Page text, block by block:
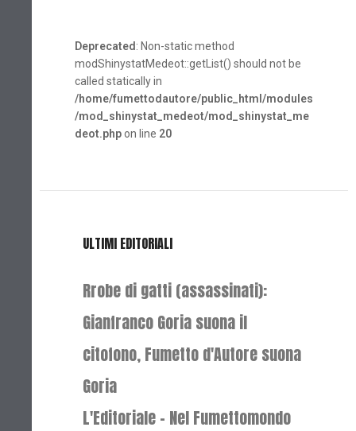
Deprecated : Non-static method
modShinystatMedeot::getList() should not be
called statically in
/home/fumettodautore/public_html/modules
/mod_shinystat_medeot/mod_shinystat_me
deot.phpon line 20
ULTIMI EDITORIALI
Rrobe di gatti (assassinati):
Gianfranco Goria suona il
citofono, Fumetto d'Autore suona
Goria
L'Editoriale - Nel Fumettomondo